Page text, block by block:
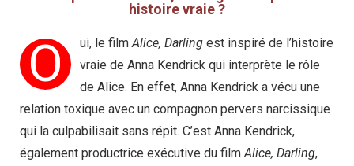
histoire vraie ?
O ui, le film Alice, Darling est inspiré de l’histoire
vraie de Anna Kendrick qui interprète le rôle
de Alice. En effet, Anna Kendrick a vécu une
relation toxique avec un compagnon pervers narcissique
qui la culpabilisait sans répit. C’est Anna Kendrick,
également productrice exécutive du film Alice, Darling,